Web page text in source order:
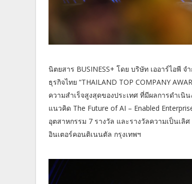
นิตยสาร BUSINESS+ โดย บริษัท เออาร์ไอพี
ธุรกิจไทย “THAILAND TOP COMPANY
ความสำเร็จสูงสุดของประเทศ ที่มีผลการดำเ
แนวคิด The Future of AI – Enabled
อุตสาหกรรม 7 รางวัล และรางวัลความเป็นเลิ
อินเตอร์คอนติเนนตัล กรุงเทพฯ